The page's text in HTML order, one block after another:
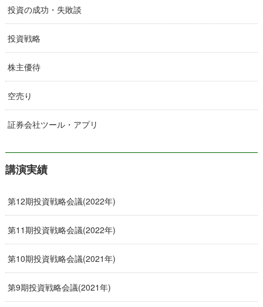
投資の成功・失敗談
投資戦略
株主優待
空売り
証券会社ツール・アプリ
講演実績
第12期投資戦略会議(2022年)
第11期投資戦略会議(2022年)
第10期投資戦略会議(2021年)
第9期投資戦略会議(2021年)